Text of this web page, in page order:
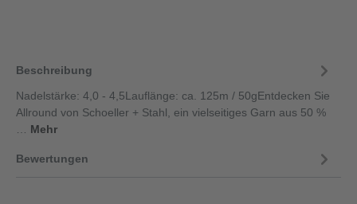
Beschreibung
Nadelstärke: 4,0 - 4,5Lauflänge: ca. 125m / 50gEntdecken Sie
Allround von Schoeller + Stahl, ein vielseitiges Garn aus 50 %
Mehr
Bewertungen